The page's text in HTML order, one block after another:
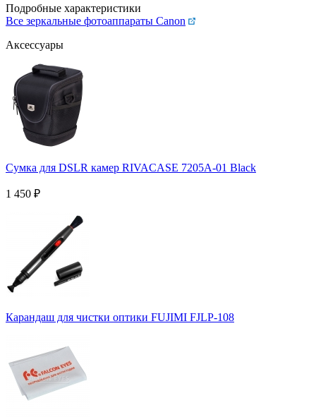
Подробные характеристики
Все зеркальные фотоаппараты Canon
Аксессуары
Сумка для DSLR камер RIVACASE 7205A-01 Black
1 450 ₽
Карандаш для чистки оптики FUJIMI FJLP-108